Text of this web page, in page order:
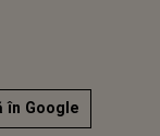
în Google